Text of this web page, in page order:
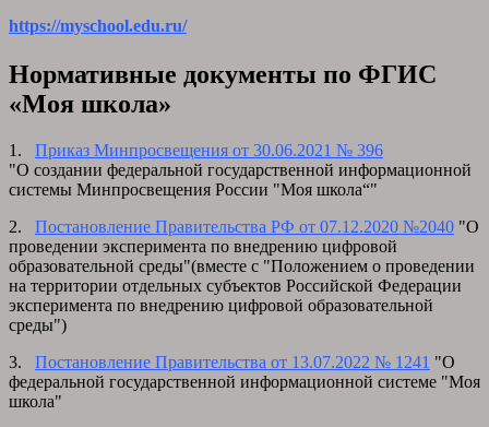
https://myschool.edu.ru/
Нормативные документы по ФГИС
«Моя школа»
1. Приказ Минпросвещения от 30.06.2021 № 396
"О создании федеральной государственной информационной
системы Минпросвещения России "Моя школа“"
2. Постановление Правительства РФ от 07.12.2020 №2040 "О
проведении эксперимента по внедрению цифровой
образовательной среды"(вместе с "Положением о проведении
на территории отдельных субъектов Российской Федерации
эксперимента по внедрению цифровой образовательной
среды")
3. Постановление Правительства от 13.07.2022 № 1241 "О
федеральной государственной информационной системе "Моя
школа"